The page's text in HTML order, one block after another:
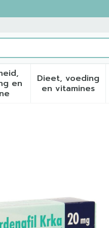
ensubmenu voor
Dieet, voeding
en vitamines
Toon
20mg